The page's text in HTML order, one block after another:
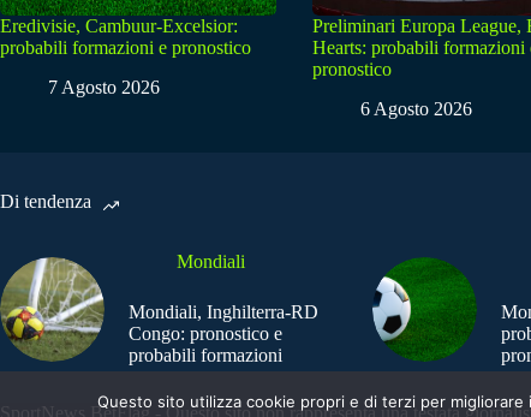
Eredivisie, Cambuur-Excelsior:
probabili formazioni e pronostico
7 Agosto 2026
Preliminari Europa League,
Hearts: probabili formazioni
pronostico
6 Agosto 2026
Di tendenza
Mondiali
Mondiali, Inghilterra-RD
Congo: pronostico e
probabili formazioni
Questo sito utilizza cookie propri e di terzi per